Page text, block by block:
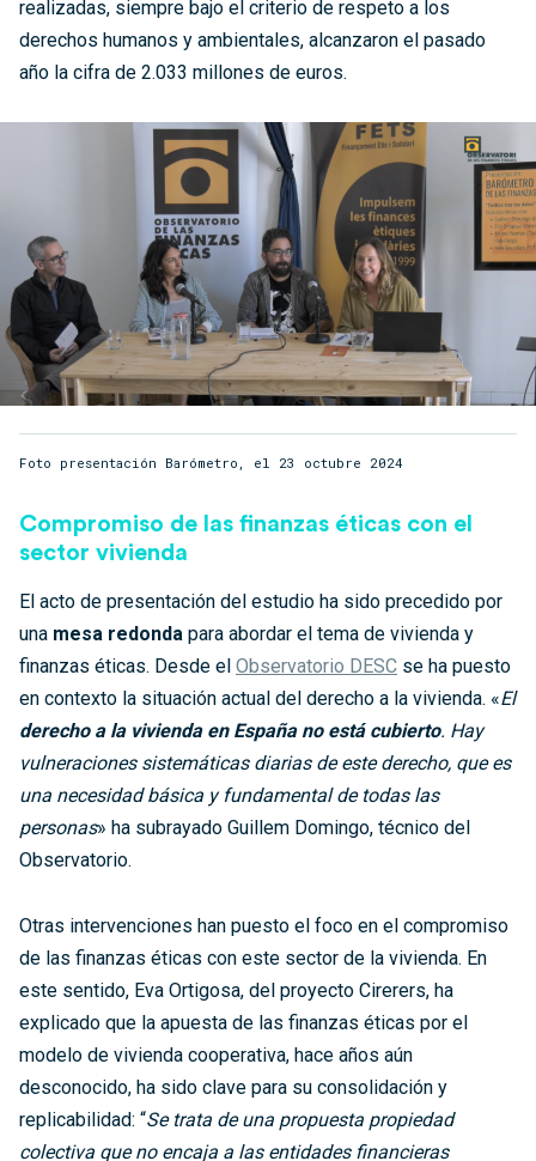
realizadas, siempre bajo el criterio de respeto a los
derechos humanos y ambientales, alcanzaron el pasado
año la cifra de 2.033 millones de euros.
Foto presentación Barómetro, el 23 octubre 2024
Compromiso de las finanzas éticas con el
sector vivienda
El acto de presentación del estudio ha sido precedido por
una mesa redonda para abordar el tema de vivienda y
finanzas éticas. Desde el Observatorio DESC se ha puesto
en contexto la situación actual del derecho a la vivienda. «El
derecho a la vivienda en España no está cubierto. Hay
vulneraciones sistemáticas diarias de este derecho, que es
una necesidad básica y fundamental de todas las
personas» ha subrayado Guillem Domingo, técnico del
Observatorio.
Otras intervenciones han puesto el foco en el compromiso
de las finanzas éticas con este sector de la vivienda. En
este sentido, Eva Ortigosa, del proyecto Cirerers, ha
explicado que la apuesta de las finanzas éticas por el
modelo de vivienda cooperativa, hace años aún
desconocido, ha sido clave para su consolidación y
replicabilidad: “Se trata de una propuesta propiedad
colectiva que no encaja a las entidades financieras